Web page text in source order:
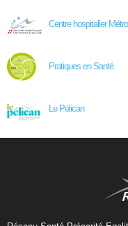
Centre hospitalier
Pratiques en Santé
Le Pélican